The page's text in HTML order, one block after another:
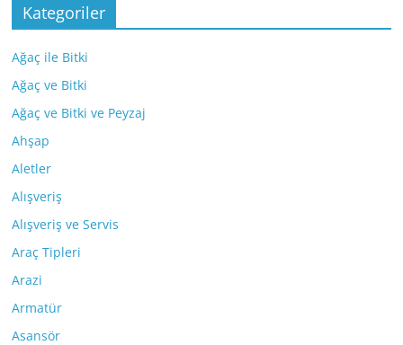
Kategoriler
Ağaç ile Bitki
Ağaç ve Bitki
Ağaç ve Bitki ve Peyzaj
Ahşap
Aletler
Alışveriş
Alışveriş ve Servis
Araç Tipleri
Arazi
Armatür
Asansör